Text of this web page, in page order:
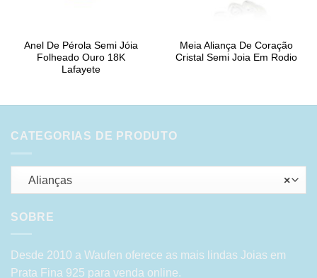
Anel De Pérola Semi Jóia
Folheado Ouro 18K
Lafayete
Meia Aliança De Coração
Cristal Semi Joia Em Rodio
CATEGORIAS DE PRODUTO
×
Alianças
SOBRE
Desde 2010 a Waufen oferece as mais lindas Joias em
Prata Fina 925 para venda online.